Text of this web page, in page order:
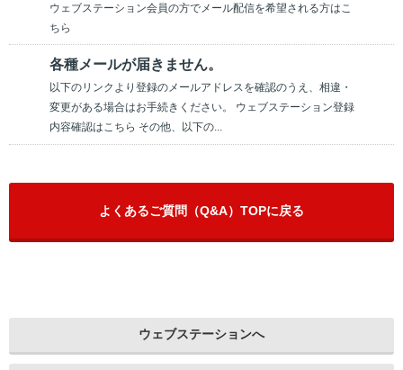
ウェブステーション会員の方でメール配信を希望される方はこ
ちら
各種メールが届きません。
以下のリンクより登録のメールアドレスを確認のうえ、相違・
変更がある場合はお手続きください。 ウェブステーション登録
内容確認はこちら その他、以下の...
よくあるご質問（Q&A）TOPに戻る
ウェブステーションへ